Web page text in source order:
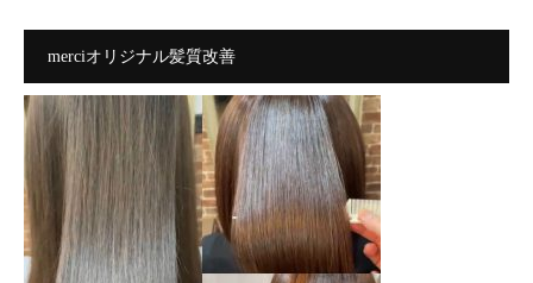
merciオリジナル髪質改善